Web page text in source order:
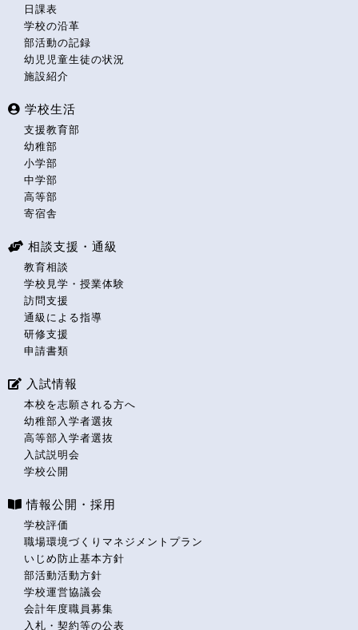
日課表
学校の沿革
部活動の記録
幼児児童生徒の状況
施設紹介
学校生活
支援教育部
幼稚部
小学部
中学部
高等部
寄宿舎
相談支援・通級
教育相談
学校見学・授業体験
訪問支援
通級による指導
研修支援
申請書類
入試情報
本校を志願される方へ
幼稚部入学者選抜
高等部入学者選抜
入試説明会
学校公開
情報公開・採用
学校評価
職場環境づくりマネジメントプラン
いじめ防止基本方針
部活動活動方針
学校運営協議会
会計年度職員募集
入札・契約等の公表